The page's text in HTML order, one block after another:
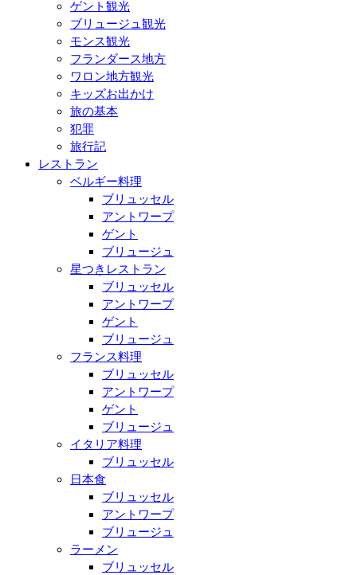
ゲント観光
ブリュージュ観光
モンス観光
フランダース地方
ワロン地方観光
キッズお出かけ
旅の基本
犯罪
旅行記
レストラン
ベルギー料理
ブリュッセル
アントワープ
ゲント
ブリュージュ
星つきレストラン
ブリュッセル
アントワープ
ゲント
ブリュージュ
フランス料理
ブリュッセル
アントワープ
ゲント
ブリュージュ
イタリア料理
ブリュッセル
日本食
ブリュッセル
アントワープ
ブリュージュ
ラーメン
ブリュッセル